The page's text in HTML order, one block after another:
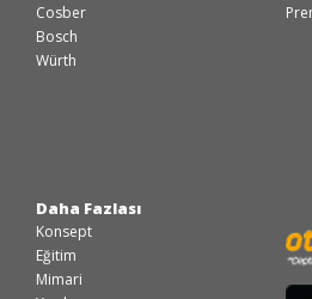
Cosber
Bosch
Würth
Daha Fazlası
Konsept
Eğitim
Mimari